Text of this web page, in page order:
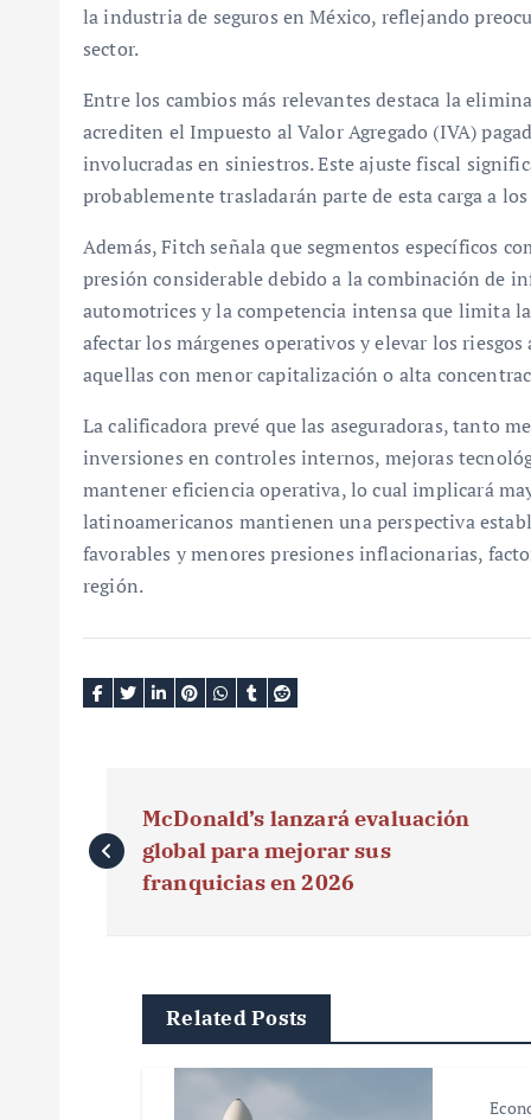
la industria de seguros en México, reflejando
sector.
Entre los cambios más relevantes destaca la
acrediten el Impuesto al Valor Agregado (IVA)
involucradas en siniestros. Este ajuste fiscal
probablemente trasladarán parte de esta carga a
Además, Fitch señala que segmentos específicos
presión considerable debido a la combinación de
automotrices y la competencia intensa que limita
afectar los márgenes operativos y elevar los
aquellas con menor capitalización o alta
La calificadora prevé que las aseguradoras, tanto
inversiones en controles internos, mejoras
mantener eficiencia operativa, lo cual implicará
latinoamericanos mantienen una perspectiva
favorables y menores presiones inflacionarias,
región.
a
McDonald’s lanzará evaluación
global para mejorar sus
franquicias en 2026
Related Posts